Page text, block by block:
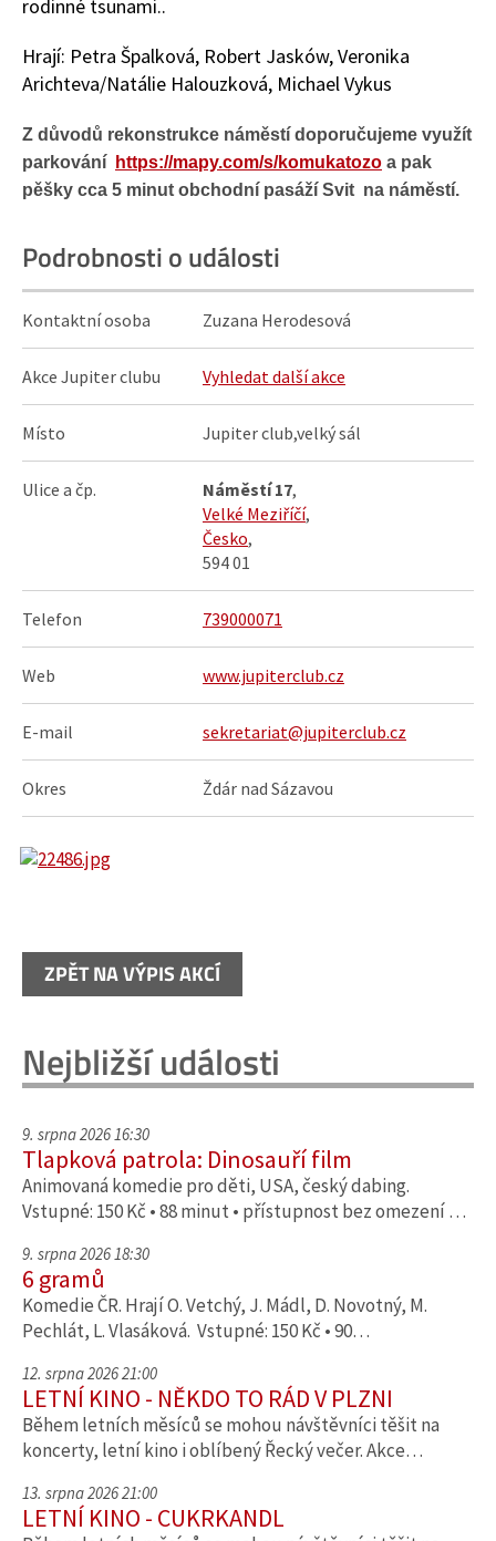
rodinné tsunami..
Hrají: Petra Špalková, Robert Jasków, Veronika
Arichteva/Natálie Halouzková, Michael Vykus
Z důvodů rekonstrukce náměstí doporučujeme využít
parkování
https://mapy.com/s/komukatozo a pak
pěšky cca 5 minut obchodní pasáží Svit na náměstí.
Podrobnosti o události
Kontaktní osoba Zuzana Herodesová
Akce Jupiter clubu Vyhledat další akce
Místo Jupiter club,velký sál
Ulice a čp. Náměstí 17,
Velké Meziříčí,
Česko,
594 01
Telefon 739000071
Web www.jupiterclub.cz
E-mail sekretariat@jupiterclub.cz
Okres Ždár nad Sázavou
ZPĚT NA VÝPIS AKCÍ
Nejbližší události
9. srpna 2026 16:30
Tlapková patrola: Dinosauří film
Animovaná komedie pro děti, USA, český dabing.
Vstupné: 150 Kč • 88 minut • přístupnost bez omezení …
9. srpna 2026 18:30
6 gramů
Komedie ČR. Hrají O. Vetchý, J. Mádl, D. Novotný, M.
Pechlát, L. Vlasáková. Vstupné: 150 Kč • 90…
12. srpna 2026 21:00
LETNÍ KINO - NĚKDO TO RÁD V PLZNI
Během letních měsíců se mohou návštěvníci těšit na
koncerty, letní kino i oblíbený Řecký večer. Akce…
13. srpna 2026 21:00
LETNÍ KINO - CUKRKANDL